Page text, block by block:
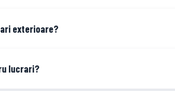
exterioare?
lucrari?